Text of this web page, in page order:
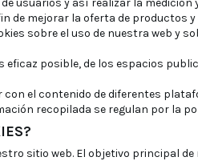
de mejorar la oferta de productos
sobre el uso de nuestra web y
eficaz posible, de los espacios
el contenido de diferentes
recopilada se regulan por la
sitio web. El objetivo principal